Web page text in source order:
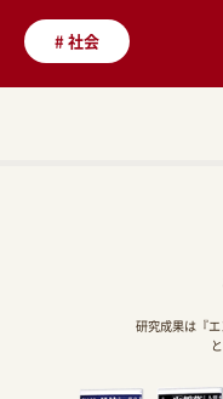
#社会
研究成果は『